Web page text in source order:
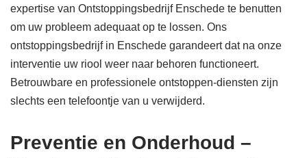
expertise van Ontstoppingsbedrijf Enschede te benutten
om uw probleem adequaat op te lossen. Ons
ontstoppingsbedrijf in Enschede garandeert dat na onze
interventie uw riool weer naar behoren functioneert.
Betrouwbare en professionele ontstoppen-diensten zijn
slechts een telefoontje van u verwijderd.
Preventie en Onderhoud –